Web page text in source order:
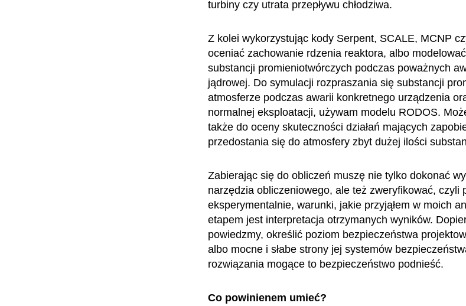
turbiny czy utrata przepływu chłodziwa.
Z kolei wykorzystując kody Serpent, SCALE, MCNP
oceniać zachowanie rdzenia reaktora, albo
substancji promieniotwórczych podczas poważnych
jądrowej. Do symulacji rozpraszania się substancji
atmosferze podczas awarii konkretnego urządzenia
normalnej eksploatacji, używam modelu RODOS.
także do oceny skuteczności działań mających
przedostania się do atmosfery zbyt dużej ilości
Zabierając się do obliczeń muszę nie tylko dokonać
narzędzia obliczeniowego, ale też zweryfikować, czyli
eksperymentalnie, warunki, jakie przyjąłem w moich
etapem jest interpretacja otrzymanych wyników.
powiedzmy, określić poziom bezpieczeństwa
albo mocne i słabe strony jej systemów
rozwiązania mogące to bezpieczeństwo podnieść.
Co powinienem umieć?